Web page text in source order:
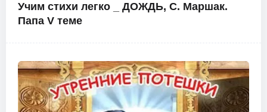
Учим стихи легко _ ДОЖДЬ, С. Маршак.
Папа V теме